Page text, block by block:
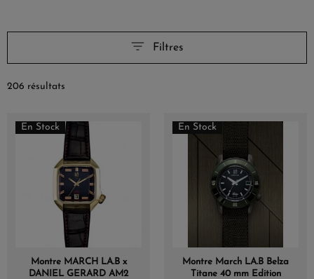
Filtres
206 résultats
En Stock
Montre MARCH LA.B x
DANIEL GERARD AM2
En Stock
Montre March LA.B Belza
Titane 40 mm Edition